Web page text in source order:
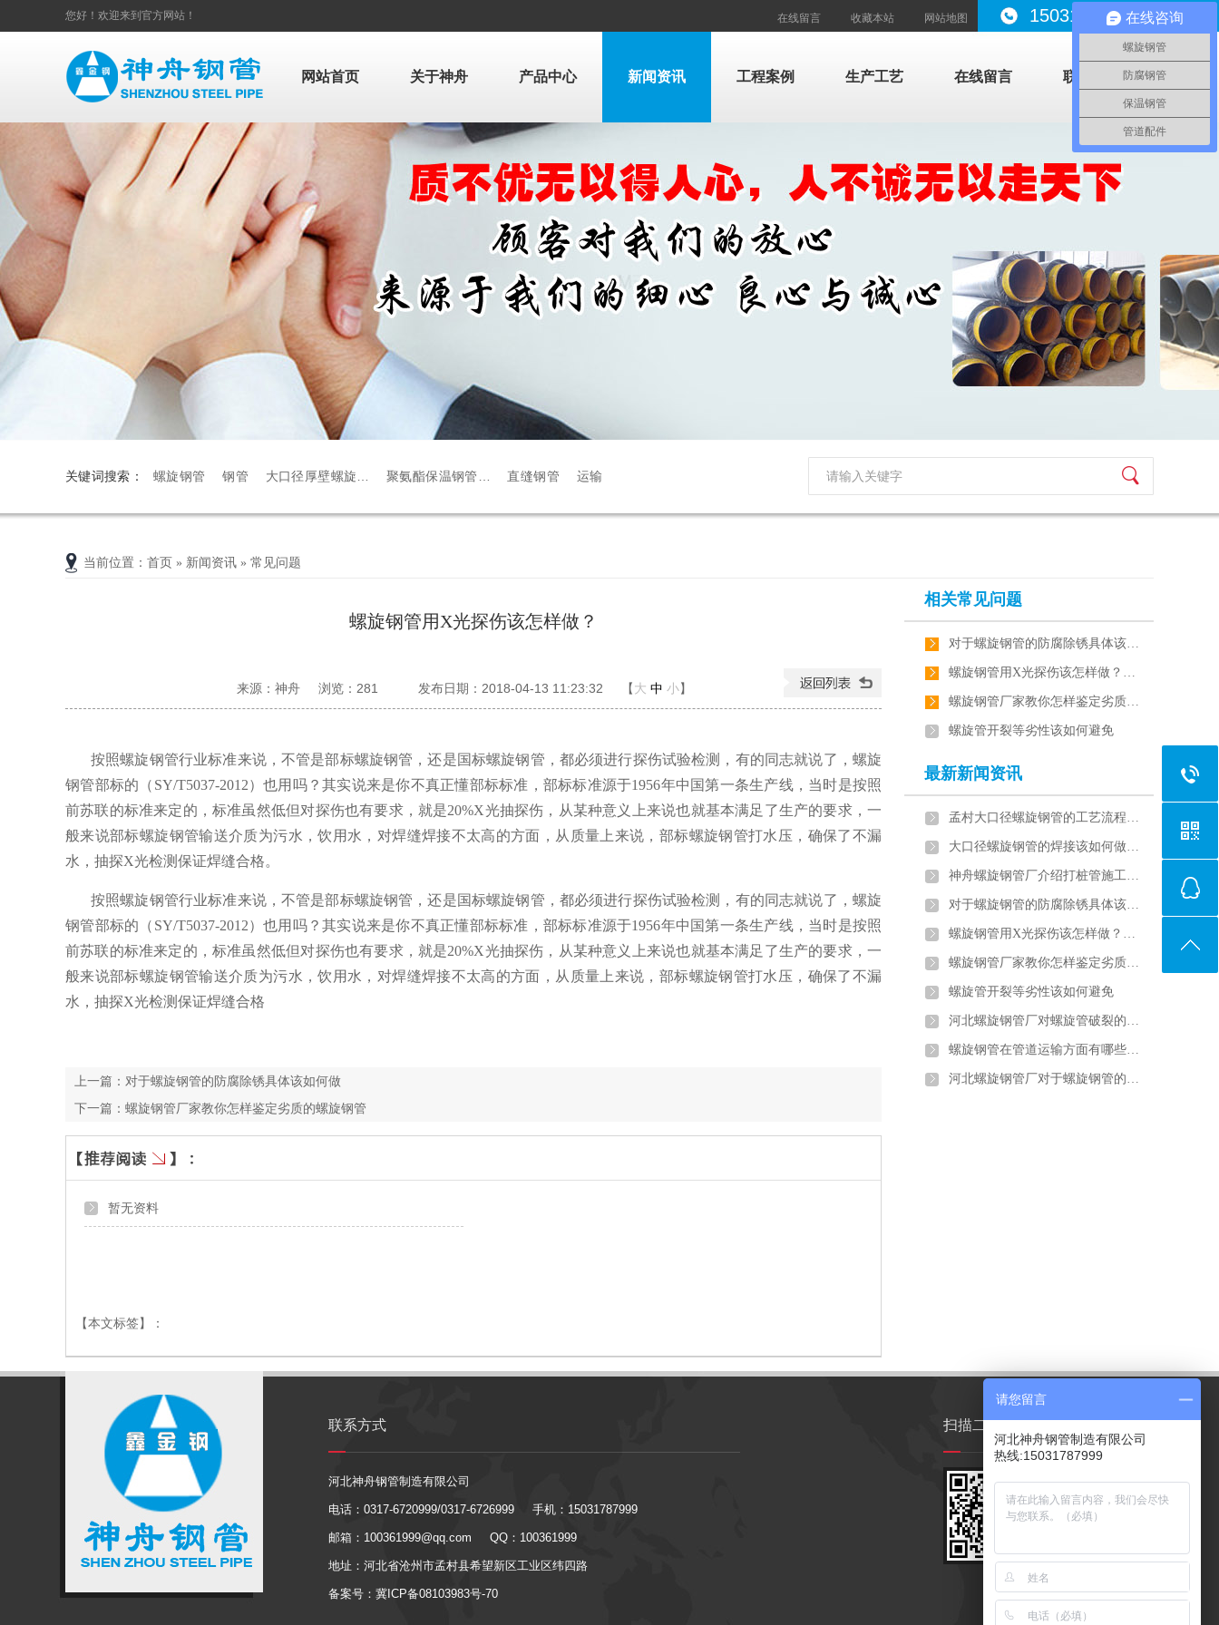
在线留言 收藏本站 网站地图 15031787999
您好！欢迎来到官方网站！
网站首页 关于神舟 产品中心 新闻资讯 工程案例 生产工艺 在线留言 联系我们
关键词搜索： 螺旋钢管 钢管 大口径厚壁螺旋… 聚氨酯保温钢管… 直缝钢管 运输
当前位置 ： 首页 » 新闻资讯 » 常见问题
螺旋钢管用X光探伤该怎样做？
来源：神舟 浏览： 281 发布日期：2018-04-13 11:23:32 【大 中 小】
按照螺旋钢管行业标准来说，不管是部标螺旋钢管，还是国标螺旋钢管，都必须进行探伤试验检测，有的同志就说了，螺旋
钢管部标的（SY/T5037-2012）也用吗？其实说来是你不真正懂部标标准，部标标准源于1956年中国第一条生产线，当时是按照
前苏联的标准来定的，标准虽然低但对探伤也有要求，就是20%X光抽探伤，从某种意义上来说也就基本满足了生产的要求，一
般来说部标螺旋钢管输送介质为污水，饮用水，对焊缝焊接不太高的方面，从质量上来说，部标螺旋钢管打水压，确保了不漏
水，抽探X光检测保证焊缝合格。
按照螺旋钢管行业标准来说，不管是部标螺旋钢管，还是国标螺旋钢管，都必须进行探伤试验检测，有的同志就说了，螺旋
钢管部标的（SY/T5037-2012）也用吗？其实说来是你不真正懂部标标准，部标标准源于1956年中国第一条生产线，当时是按照
前苏联的标准来定的，标准虽然低但对探伤也有要求，就是20%X光抽探伤，从某种意义上来说也就基本满足了生产的要求，一
般来说部标螺旋钢管输送介质为污水，饮用水，对焊缝焊接不太高的方面，从质量上来说，部标螺旋钢管打水压，确保了不漏
水，抽探X光检测保证焊缝合格
上一篇： 对于螺旋钢管的防腐除锈具体该如何做
下一篇： 螺旋钢管厂家教你怎样鉴定劣质的螺旋钢管
暂无资料
【本文标签】：
相关常见问题
对于螺旋钢管的防腐除锈具体该…
螺旋钢管用X光探伤该怎样做？…
螺旋钢管厂家教你怎样鉴定劣质…
螺旋管开裂等劣性该如何避免
最新新闻资讯
孟村大口径螺旋钢管的工艺流程…
大口径螺旋钢管的焊接该如何做…
神舟螺旋钢管厂介绍打桩管施工…
对于螺旋钢管的防腐除锈具体该…
螺旋钢管用X光探伤该怎样做？…
螺旋钢管厂家教你怎样鉴定劣质…
螺旋管开裂等劣性该如何避免
河北螺旋钢管厂对螺旋管破裂的…
螺旋钢管在管道运输方面有哪些…
河北螺旋钢管厂对于螺旋钢管的…
联系方式
河北神舟钢管制造有限公司
电话：0317-6720999/0317-6726999 手机：15031787999
邮箱：100361999@qq.com QQ：100361999
地址：河北省沧州市孟村县希望新区工业区纬四路
备案号：冀ICP备08103983号-70
扫描二维码
在线咨询
螺旋钢管
防腐钢管
保温钢管
管道配件
请您留言
河北神舟钢管制造有限公司
热线:15031787999